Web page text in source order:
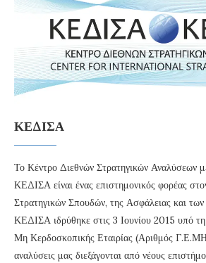
ΚΕΔΙΣΑ
Το Κέντρο Διεθνών Στρατηγικών Αναλύσεων
ΚΕΔΙΣΑ είναι ένας επιστημονικός φορέας
Στρατηγικών Σπουδών, της Ασφάλειας και
ΚΕΔΙΣΑ ιδρύθηκε στις 3 Ιουνίου 2015 υπό
Μη Κερδοσκοπικής Εταιρίας (Αριθμός
αναλύσεις μας διεξάγονται από νέους